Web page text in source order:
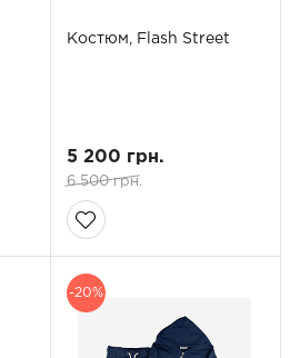
Костюм, Flash Street
5 200 грн.
6 500 грн.
-20%